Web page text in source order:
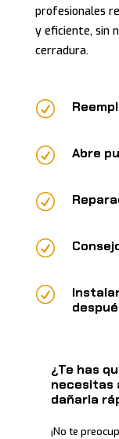
profesionales
y eficiente, sin
cerradura.
R
R Abre
R
R
R
¿Te has
necesitas
dañarla
¡No te